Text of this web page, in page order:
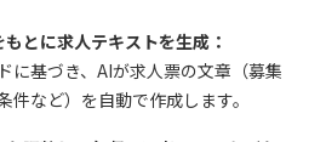
とに求人テキストを生成：
に基づき、AIが求人票の文章（募集
など）を自動で作成します。